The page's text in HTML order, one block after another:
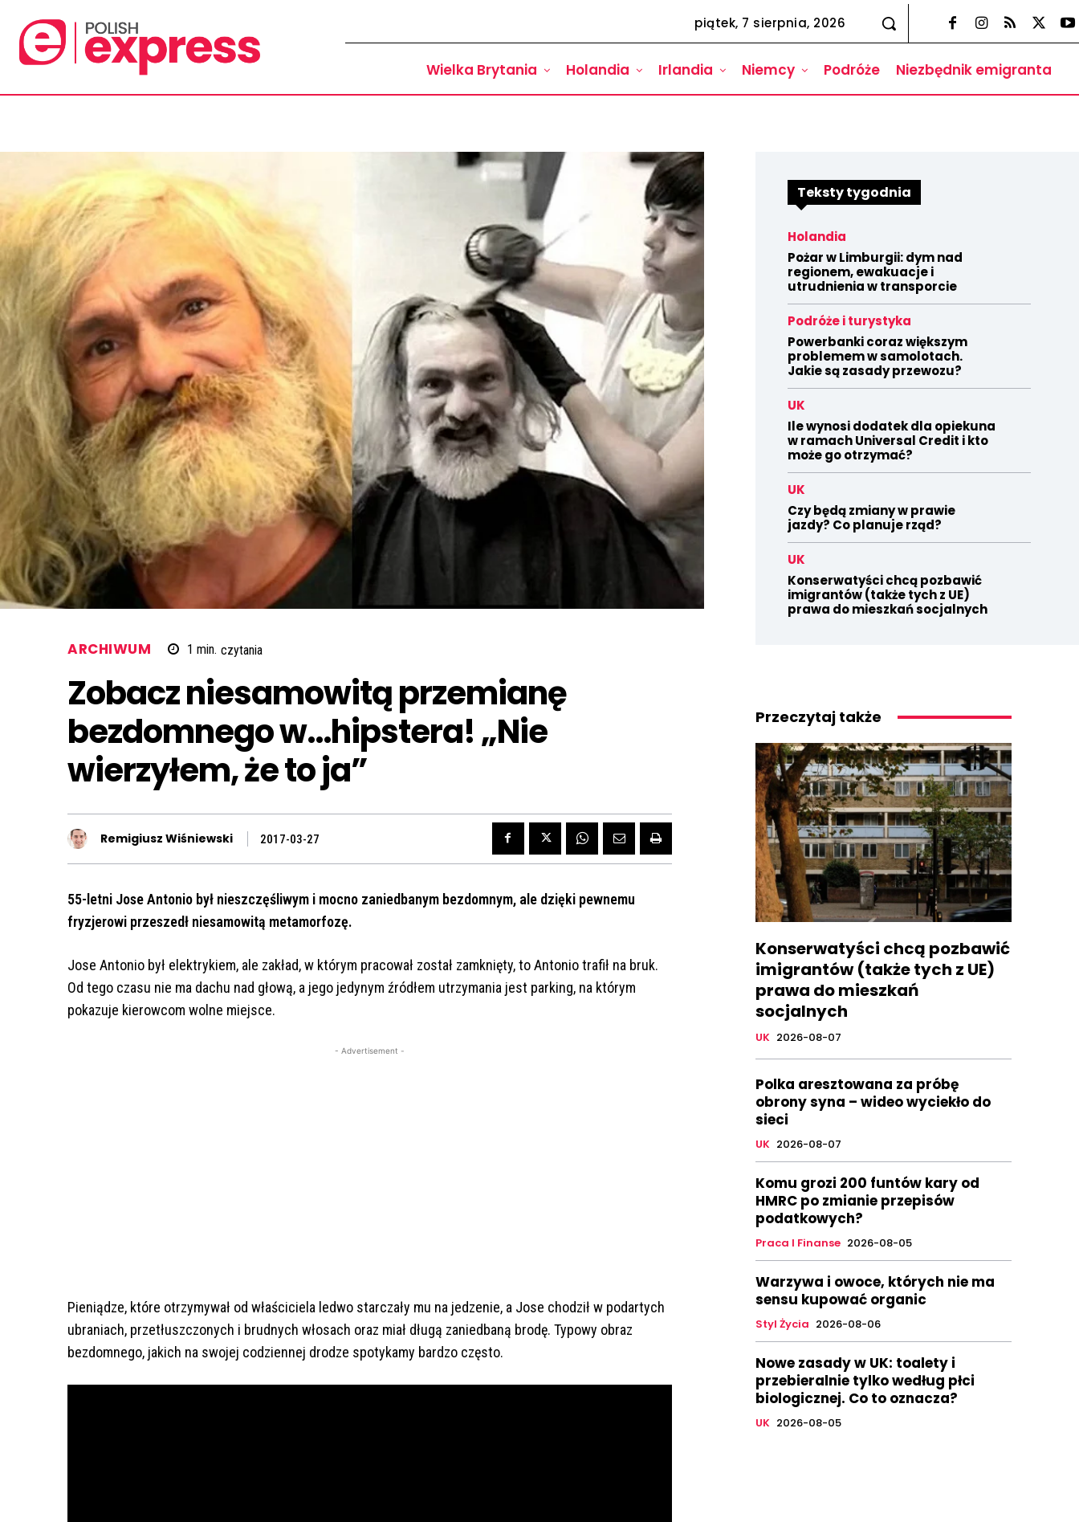
piątek, 7 sierpnia, 2026
Wielka Brytania Holandia Irlandia Niemcy Podróże Niezbędnik emigranta
ARCHIWUM 1 min. czytania
Zobacz niesamowitą przemianę
bezdomnego w…hipstera! „Nie
wierzyłem, że to ja”
Remigiusz Wiśniewski 2017-03-27
55-letni Jose Antonio był nieszczęśliwym i mocno zaniedbanym bezdomnym, ale dzięki pewnemu
fryzjerowi przeszedł niesamowitą metamorfozę.
Jose Antonio był elektrykiem, ale zakład, w którym pracował został zamknięty, to Antonio trafił na bruk.
Od tego czasu nie ma dachu nad głową, a jego jedynym źródłem utrzymania jest parking, na którym
pokazuje kierowcom wolne miejsce.
- Advertisement -
Pieniądze, które otrzymywał od właściciela ledwo starczały mu na jedzenie, a Jose chodził w podartych
ubraniach, przetłuszczonych i brudnych włosach oraz miał długą zaniedbaną brodę. Typowy obraz
bezdomnego, jakich na swojej codziennej drodze spotykamy bardzo często.
Teksty tygodnia
Holandia
Pożar w Limburgii: dym nad
regionem, ewakuacje i
utrudnienia w transporcie
Podróże i turystyka
Powerbanki coraz większym
problemem w samolotach.
Jakie są zasady przewozu?
UK
Ile wynosi dodatek dla opiekuna
w ramach Universal Credit i kto
może go otrzymać?
UK
Czy będą zmiany w prawie
jazdy? Co planuje rząd?
UK
Konserwatyści chcą pozbawić
imigrantów (także tych z UE)
prawa do mieszkań socjalnych
Przeczytaj także
Konserwatyści chcą pozbawić
imigrantów (także tych z UE)
prawa do mieszkań
socjalnych
UK 2026-08-07
Polka aresztowana za próbę
obrony syna – wideo wyciekło do
sieci
UK 2026-08-07
Komu grozi 200 funtów kary od
HMRC po zmianie przepisów
podatkowych?
Praca I Finanse 2026-08-05
Warzywa i owoce, których nie ma
sensu kupować organic
Styl Życia 2026-08-06
Nowe zasady w UK: toalety i
przebieralnie tylko według płci
biologicznej. Co to oznacza?
UK 2026-08-05